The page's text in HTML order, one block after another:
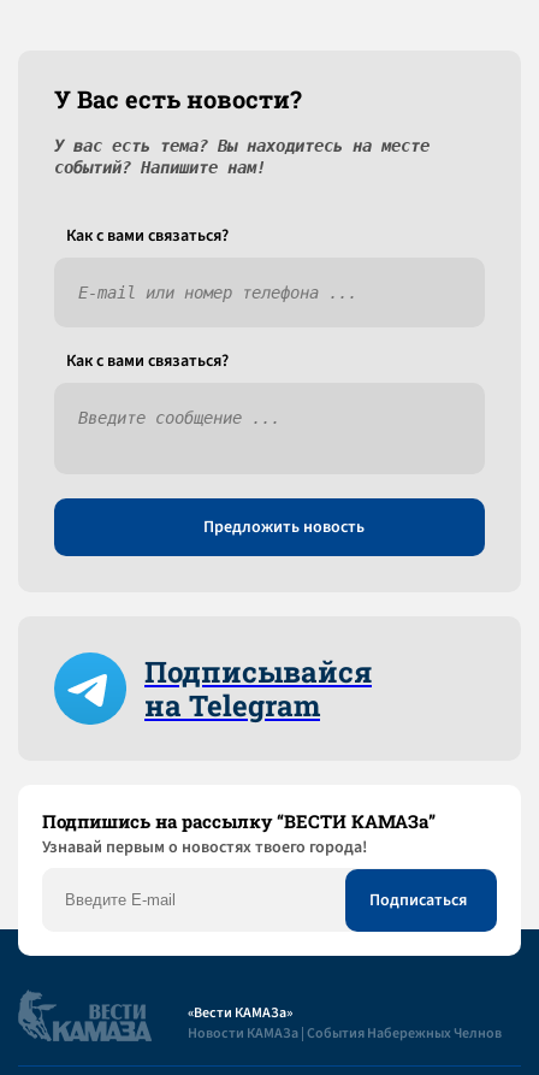
У Вас есть новости?
У вас есть тема? Вы находитесь на месте
событий? Напишите нам!
Как c вами связаться?
Как c вами связаться?
Предложить новость
Подписывайся
на Telegram
Подпишись на рассылку “ВЕСТИ КАМАЗа”
Узнaвай первым о новостях твоего города!
«Вести КАМАЗа»
Новости КАМАЗа | События Набережных Челнов